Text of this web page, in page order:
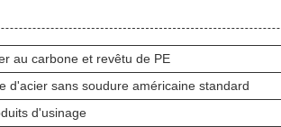
au carbone et revêtu de PE
d'acier sans soudure américaine standard
d'usinage